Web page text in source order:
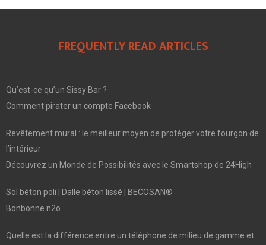
FREQUENTLY READ ARTICLES
Qu’est-ce qu’un Sissy Bar ?
Comment pirater un compte Facebook
Revêtement mural : le meilleur moyen de protéger votre fourgon de
l’intérieur
Découvrez un Monde de Possibilités avec le Smartshop de 24High
Sol béton poli | Dalle béton lissé | BECOSAN®
Bonbonne n2o
Quelle est la différence entre un téléphone de milieu de gamme et